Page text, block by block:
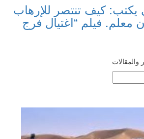
كيف تنتصر للإرهاب
معلم. فيلم “اغتيال فرج
والمقالات